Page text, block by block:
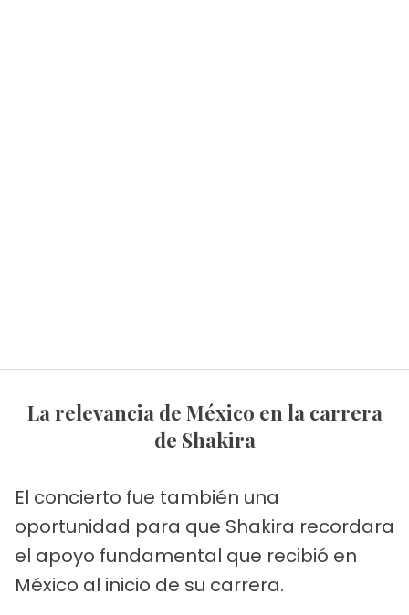
La relevancia de México en la carrera
de Shakira
El concierto fue también una
oportunidad para que Shakira recordara
el apoyo fundamental que recibió en
México al inicio de su carrera.